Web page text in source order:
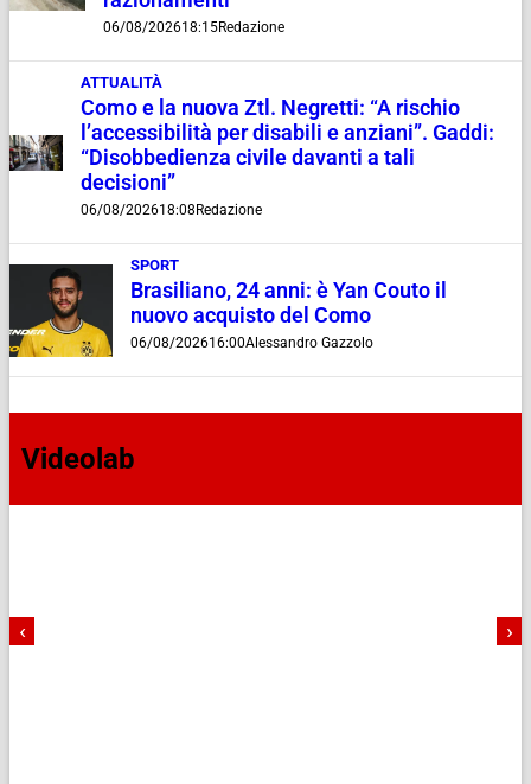
06/08/202618:15Redazione
ATTUALITÀ
Como e la nuova Ztl. Negretti: “A rischio
l’accessibilità per disabili e anziani”. Gaddi:
“Disobbedienza civile davanti a tali
decisioni”
06/08/202618:08 Redazione
SPORT
Brasiliano, 24 anni: è Yan Couto il
nuovo acquisto del Como
06/08/202616:00Alessandro Gazzolo
Videolab
‹ ›